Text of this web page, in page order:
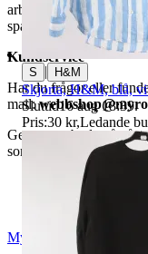
arbetsdagar. När din
spårningsnummer av
Kundservice
Har du frågor eller
mail:
Genom att buda på
som du hittar på vår
Myrorna
S | H&M
Skjorta, H&M, blå,
Sluttid16 aug 18:39.
Pris:30 kr,Ledande